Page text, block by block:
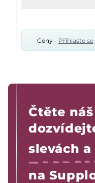
Ceny - Přihlaste se
Čtěte
slevách
na